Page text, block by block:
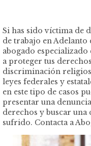
Si has sido víctima de
de trabajo en
abogado
a proteger tus
discriminación
leyes federales y
en este tipo de casos
presentar una
derechos y buscar
sufrido. Contacta a